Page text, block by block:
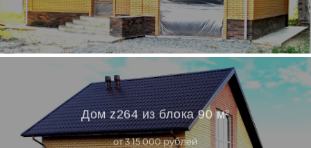
Дом z264 из блока 90 м²
от 3 15 000 рублей